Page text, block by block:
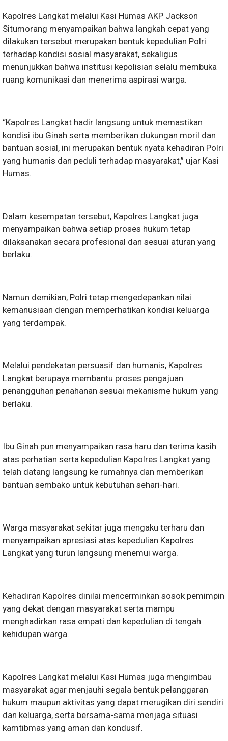
Kapolres Langkat melalui Kasi Humas AKP Jackson
Situmorang menyampaikan bahwa langkah cepat yang
dilakukan tersebut merupakan bentuk kepedulian Polri
terhadap kondisi sosial masyarakat, sekaligus
menunjukkan bahwa institusi kepolisian selalu membuka
ruang komunikasi dan menerima aspirasi warga.
“Kapolres Langkat hadir langsung untuk memastikan
kondisi ibu Ginah serta memberikan dukungan moril dan
bantuan sosial, ini merupakan bentuk nyata kehadiran Polri
yang humanis dan peduli terhadap masyarakat,” ujar Kasi
Humas.
Dalam kesempatan tersebut, Kapolres Langkat juga
menyampaikan bahwa setiap proses hukum tetap
dilaksanakan secara profesional dan sesuai aturan yang
berlaku.
Namun demikian, Polri tetap mengedepankan nilai
kemanusiaan dengan memperhatikan kondisi keluarga
yang terdampak.
Melalui pendekatan persuasif dan humanis, Kapolres
Langkat berupaya membantu proses pengajuan
penangguhan penahanan sesuai mekanisme hukum yang
berlaku.
Ibu Ginah pun menyampaikan rasa haru dan terima kasih
atas perhatian serta kepedulian Kapolres Langkat yang
telah datang langsung ke rumahnya dan memberikan
bantuan sembako untuk kebutuhan sehari-hari.
Warga masyarakat sekitar juga mengaku terharu dan
menyampaikan apresiasi atas kepedulian Kapolres
Langkat yang turun langsung menemui warga.
Kehadiran Kapolres dinilai mencerminkan sosok pemimpin
yang dekat dengan masyarakat serta mampu
menghadirkan rasa empati dan kepedulian di tengah
kehidupan warga.
Kapolres Langkat melalui Kasi Humas juga mengimbau
masyarakat agar menjauhi segala bentuk pelanggaran
hukum maupun aktivitas yang dapat merugikan diri sendiri
dan keluarga, serta bersama-sama menjaga situasi
kamtibmas yang aman dan kondusif.